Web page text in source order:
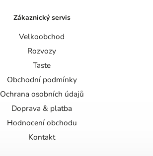
Zákaznický servis
Velkoobchod
Rozvozy
Taste
Obchodní podmínky
Ochrana osobních údajů
Doprava & platba
Hodnocení obchodu
Kontakt